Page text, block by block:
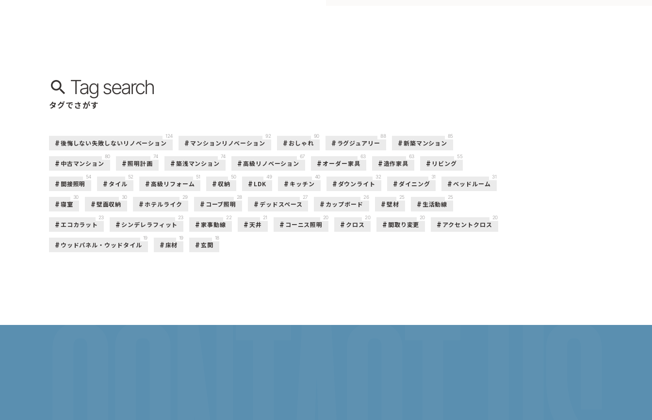
Tag search
タグでさがす
後悔しない失敗しないリノベーション
124
マンションリノベーション
92
おしゃれ
90
ラグジュアリー
88
新築マンション
85
中古マンション
80
照明計画
74
築浅マンション
74
高級リノベーション
67
オーダー家具
63
造作家具
63
リビング
55
間接照明
54
タイル
52
高級リフォーム
51
収納
50
LDK
49
キッチン
40
ダウンライト
32
ダイニング
31
ベッドルーム
31
寝室
30
壁面収納
30
ホテルライク
29
コーブ照明
28
デッドスペース
27
カップボード
26
壁材
25
生活動線
25
エコカラット
23
シンデレラフィット
23
家事動線
22
天井
21
コーニス照明
20
クロス
20
間取り変更
20
アクセントクロス
20
ウッドパネル・ウッドタイル
19
床材
19
玄関
18